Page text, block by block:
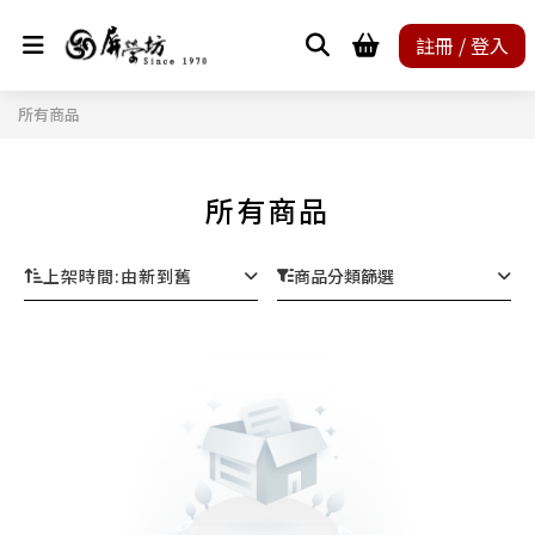
註冊 / 登入
所有商品
所有商品
上架時間:由新到舊 商品分類篩選